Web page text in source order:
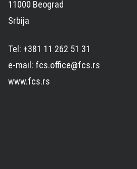
11000 Beograd
Srbija
Tel: +381 11 262 51 31
e-mail: fcs.office@fcs.rs
www.fcs.rs